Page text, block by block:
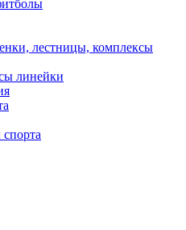
лестницы, комплексы
линейки